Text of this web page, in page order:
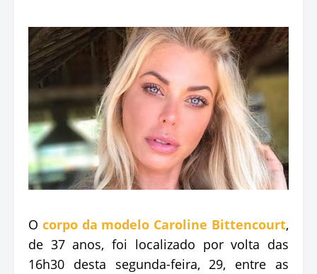
O corpo da modelo Caroline Bittencourt,
de 37 anos, foi localizado por volta das
16h30 desta segunda-feira, 29, entre as